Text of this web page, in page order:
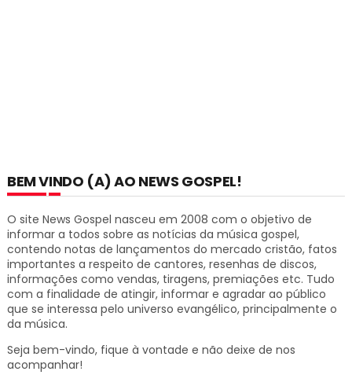
BEM VINDO (A) AO NEWS GOSPEL!
O site News Gospel nasceu em 2008 com o objetivo de
informar a todos sobre as notícias da música gospel,
contendo notas de lançamentos do mercado cristão, fatos
importantes a respeito de cantores, resenhas de discos,
informações como vendas, tiragens, premiações etc. Tudo
com a finalidade de atingir, informar e agradar ao público
que se interessa pelo universo evangélico, principalmente o
da música.
Seja bem-vindo, fique à vontade e não deixe de nos
acompanhar!